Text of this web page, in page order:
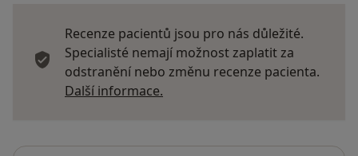
Recenze pacientů jsou pro nás důležité.
Specialisté nemají možnost zaplatit za
odstranění nebo změnu recenze pacienta.
Další informace.